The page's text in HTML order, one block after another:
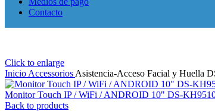
Contacto
Click to enlarge
Inicio Accessorios Asistencia-Acceso Facial y Huella
Monitor Touch IP / WiFi / ANDROID 10" DS-
Back to products